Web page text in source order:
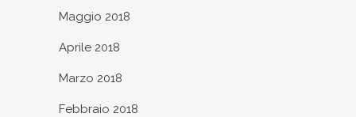
Maggio 2018
Aprile 2018
Marzo 2018
Febbraio 2018